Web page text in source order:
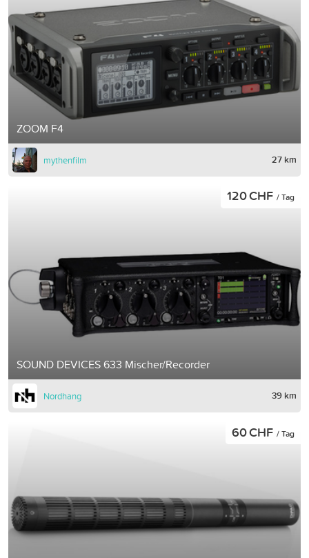
ZOOM F4
mythenfilm 27 km
SOUND DEVICES 633 Mischer/Recorder
120 CHF / Tag
Nordhang 39 km
60 CHF / Tag